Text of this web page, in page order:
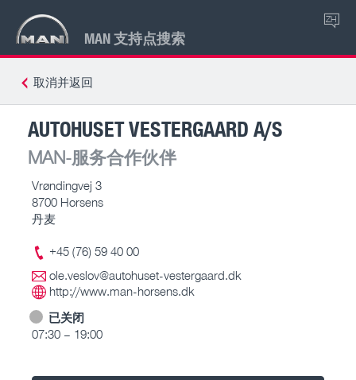
MAN 支持点搜索
ZH
取消并返回
AUTOHUSET VESTERGAARD A/S
MAN-服务合作伙伴
Vrøndingvej 3
8700 Horsens
丹麦
+45 (76) 59 40 00
ole.veslov@autohuset-vestergaard.dk
http://www.man-horsens.dk
已关闭
07:30 – 19:00